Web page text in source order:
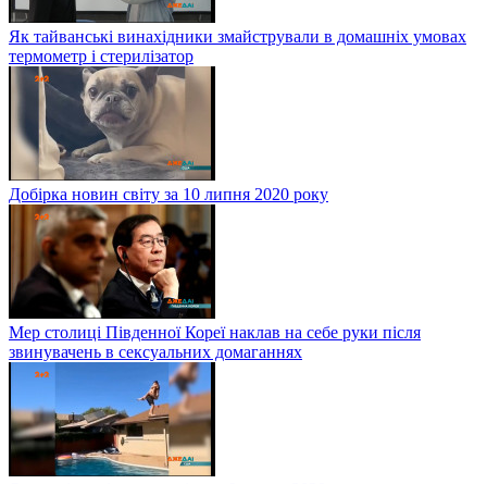
Як тайванські винахідники змайстрували в домашніх умовах
термометр і стерилізатор
Добірка новин світу за 10 липня 2020 року
Мер столиці Південної Кореї наклав на себе руки після
звинувачень в сексуальних домаганнях